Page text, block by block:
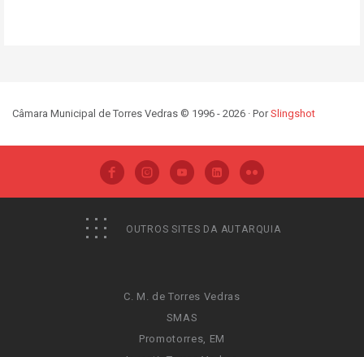
Câmara Municipal de Torres Vedras © 1996 - 2026 · PorSlingshot
OUTROS SITES DA AUTARQUIA
C. M. de Torres Vedras
SMAS
Promotorres, EM